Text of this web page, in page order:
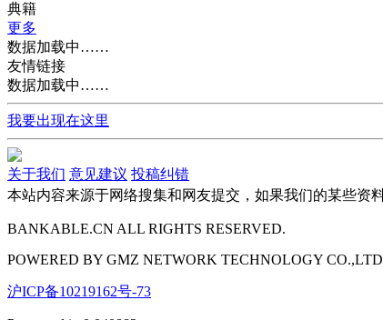
典籍
更多
数据加载中……
友情链接
数据加载中……
我要出现在这里
关于我们 意见建议 投稿纠错
本站内容来源于网络搜集和网友提交，如果我们的某些资
BANKABLE.CN ALL RIGHTS RESERVED.
POWERED BY GMZ NETWORK TECHNOLOGY CO.,LTD
沪ICP备10219162号-73